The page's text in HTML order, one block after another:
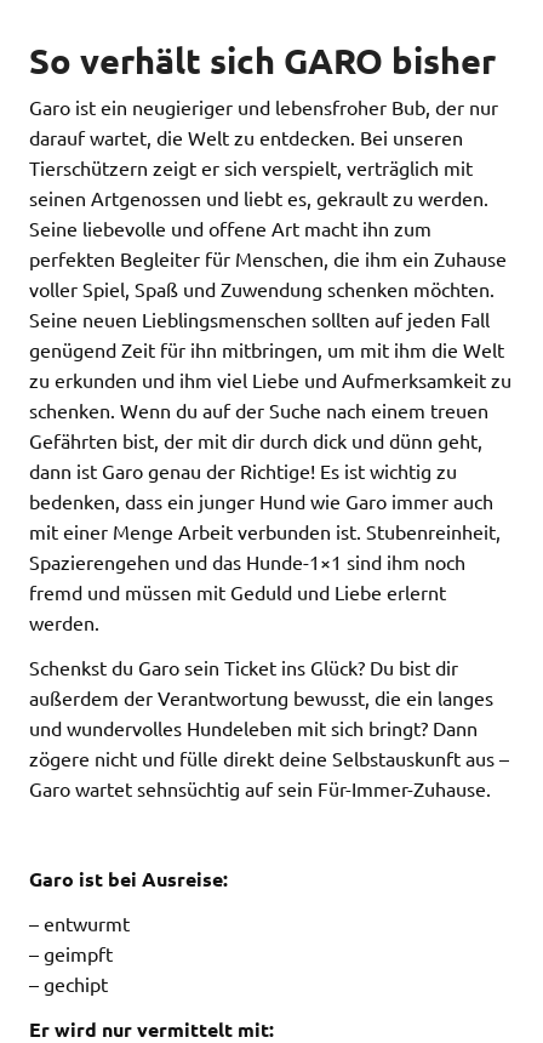
So verhält sich GARO bisher
Garo ist ein neugieriger und lebensfroher Bub, der nur
darauf wartet, die Welt zu entdecken. Bei unseren
Tierschützern zeigt er sich verspielt, verträglich mit
seinen Artgenossen und liebt es, gekrault zu werden.
Seine liebevolle und offene Art macht ihn zum
perfekten Begleiter für Menschen, die ihm ein Zuhause
voller Spiel, Spaß und Zuwendung schenken möchten.
Seine neuen Lieblingsmenschen sollten auf jeden Fall
genügend Zeit für ihn mitbringen, um mit ihm die Welt
zu erkunden und ihm viel Liebe und Aufmerksamkeit zu
schenken. Wenn du auf der Suche nach einem treuen
Gefährten bist, der mit dir durch dick und dünn geht,
dann ist Garo genau der Richtige! Es ist wichtig zu
bedenken, dass ein junger Hund wie Garo immer auch
mit einer Menge Arbeit verbunden ist. Stubenreinheit,
Spazierengehen und das Hunde-1×1 sind ihm noch
fremd und müssen mit Geduld und Liebe erlernt
werden.
Schenkst du Garo sein Ticket ins Glück? Du bist dir
außerdem der Verantwortung bewusst, die ein langes
und wundervolles Hundeleben mit sich bringt? Dann
zögere nicht und fülle direkt deine Selbstauskunft aus –
Garo wartet sehnsüchtig auf sein Für-Immer-Zuhause.
Garo ist bei Ausreise:
– entwurmt
– geimpft
– gechipt
Er wird nur vermittelt mit: